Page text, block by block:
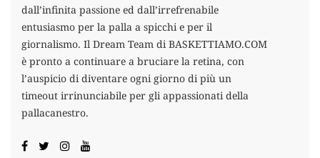
dall’infinita passione ed dall’irrefrenabile
entusiasmo per la palla a spicchi e per il
giornalismo. Il Dream Team di BASKETTIAMO.COM
è pronto a continuare a bruciare la retina, con
l’auspicio di diventare ogni giorno di più un
timeout irrinunciabile per gli appassionati della
pallacanestro.